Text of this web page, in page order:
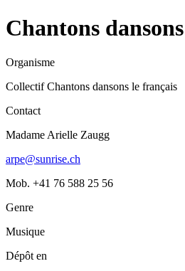
Chantons
Organisme
Collectif Chantons dansons le français
Contact
Madame Arielle Zaugg
arpe@sunrise.ch
Mob. +41 76 588 25 56
Genre
Musique
Dépôt en